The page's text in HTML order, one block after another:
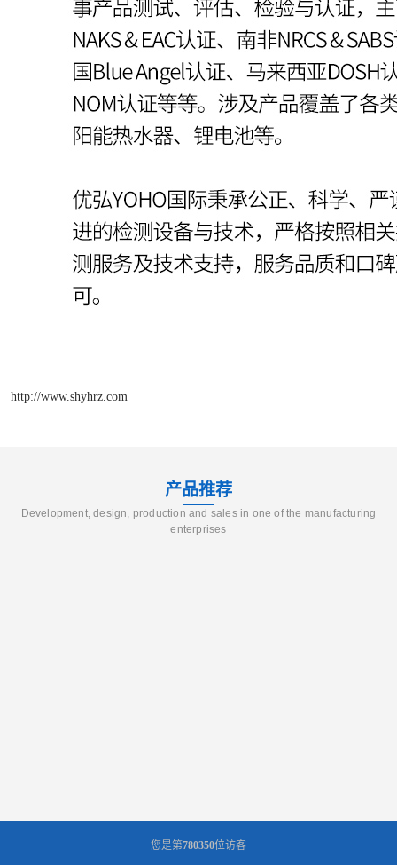
http://www.shyhrz.com
产品推荐
Development, design, production and sales in one of the manufacturing
enterprises
您是第780350位访客